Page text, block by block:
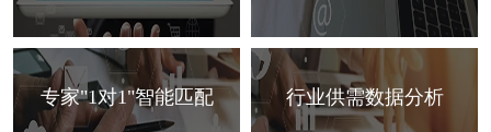
专家"1对1"智能匹配 行业供需数据分析